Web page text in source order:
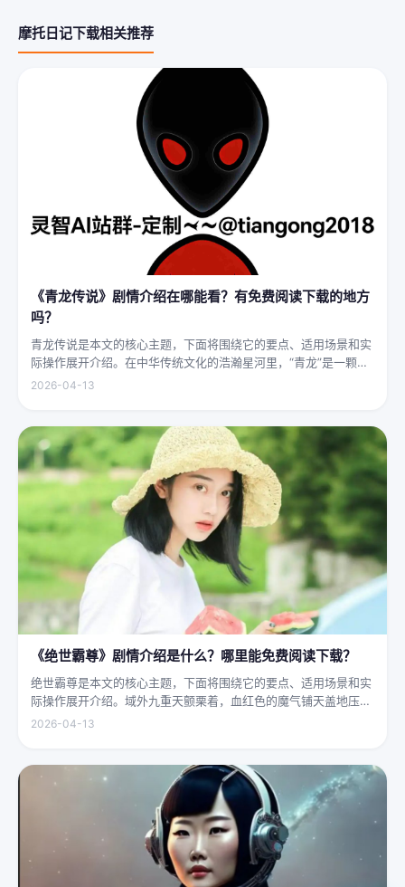
摩托日记下载相关推荐
《青龙传说》剧情介绍在哪能看？有免费阅读下载的地方
吗？
青龙传说是本文的核心主题，下面将围绕它的要点、适用场景和实
际操作展开介绍。在中华传统文化的浩瀚星河里，“青龙”是一颗璀
璨夺目的明珠，它与白虎、朱雀、玄武并称“四灵”，雄踞东方，是
2026-04-13
《绝世霸尊》剧情介绍是什么？哪里能免费阅读下载？
绝世霸尊是本文的核心主题，下面将围绕它的要点、适用场景和实
际操作展开介绍。域外九重天颤栗着，血红色的魔气铺天盖地压向
人间界最后一道防线——诛仙阵。阵中百万仙神联军已是强弩之
2026-04-13